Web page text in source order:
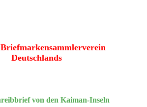
Deutschlands
von den Kaiman-Inseln